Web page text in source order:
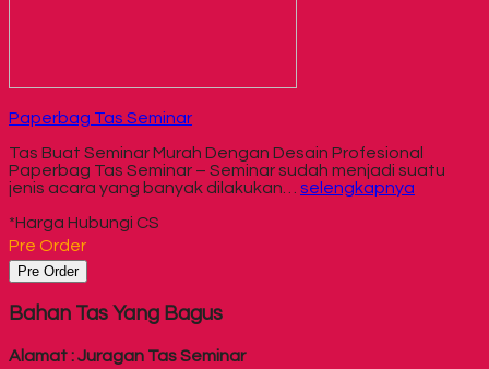
Paperbag Tas Seminar
Tas Buat Seminar Murah Dengan Desain Profesional
Paperbag Tas Seminar – Seminar sudah menjadi suatu
jenis acara yang banyak dilakukan… selengkapnya
*Harga Hubungi CS
Pre Order
Pre Order
Bahan Tas Yang Bagus
Alamat : Juragan Tas Seminar